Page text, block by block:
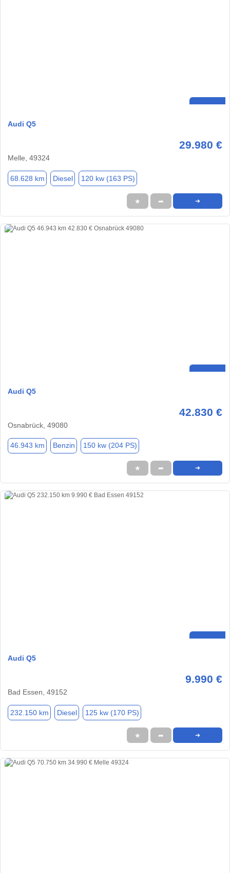
Audi Q5
29.980 €
Melle, 49324
68.628 km Diesel 120 kw (163 PS)
★ ➦ ➜
Audi Q5
42.830 €
Osnabrück, 49080
46.943 km Benzin 150 kw (204 PS)
★ ➦ ➜
Audi Q5
9.990 €
Bad Essen, 49152
232.150 km Diesel 125 kw (170 PS)
★ ➦ ➜